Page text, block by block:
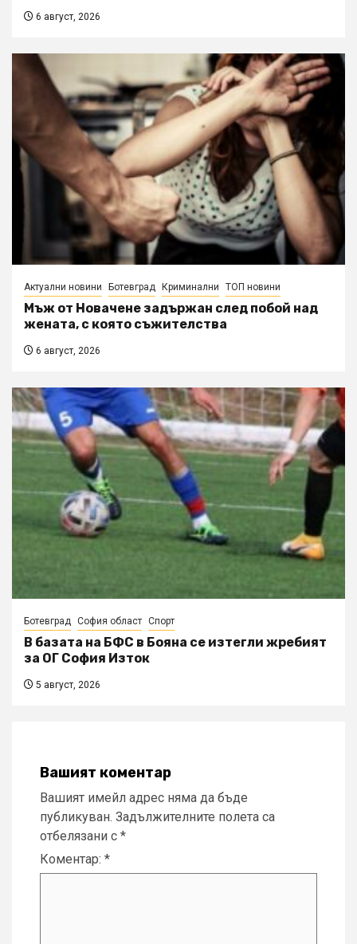
6 август, 2026
Актуални новини Ботевград Криминални ТОП новини
Мъж от Новачене задържан след побой над
жената, с която съжителства
6 август, 2026
Ботевград София област Спорт
В базата на БФС в Бояна се изтегли жребият
за ОГ София Изток
5 август, 2026
Вашият коментар
Вашият имейл адрес няма да бъде
публикуван. Задължителните полета са
отбелязани с *
Коментар: *